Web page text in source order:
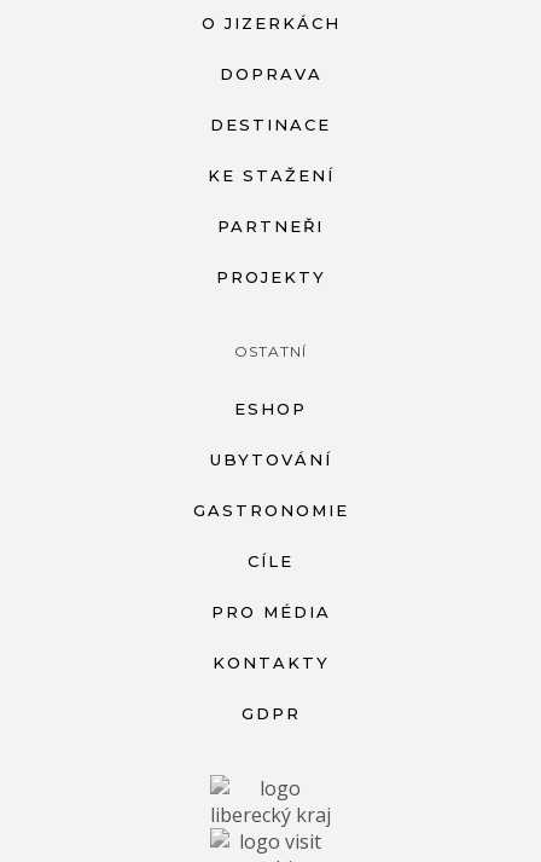
O JIZERKÁCH
DOPRAVA
DESTINACE
KE STAŽENÍ
PARTNEŘI
PROJEKTY
OSTATNÍ
ESHOP
UBYTOVÁNÍ
GASTRONOMIE
CÍLE
PRO MÉDIA
KONTAKTY
GDPR